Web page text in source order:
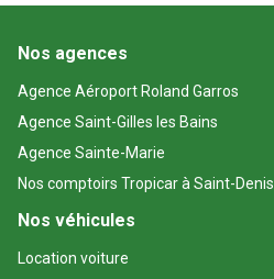
Nos agences
Agence Aéroport Roland Garros
Agence Saint-Gilles les Bains
Agence Sainte-Marie
Nos comptoirs Tropicar à Saint-Denis
Nos véhicules
Location voiture